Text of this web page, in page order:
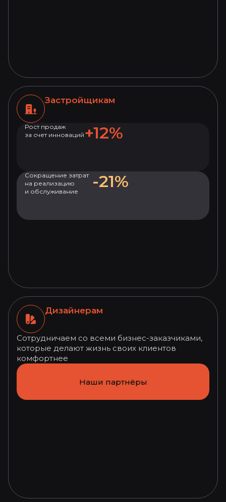
Застройщикам
Рост продаж
за счет инноваций +12%
Сокращение затрат
на реализацию
и обслуживание
-21%
Дизайнерам
Сотрудничаем со всеми бизнес-заказчиками,
которые делают жизнь своих клиентов
комфортнее
Наши партнёры